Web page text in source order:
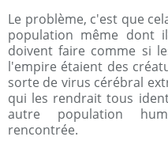
Le problème, c'est que
population même dont
doivent faire comme si
l'empire étaient des
sorte de virus cérébral
qui les rendrait tous
autre population
rencontrée.